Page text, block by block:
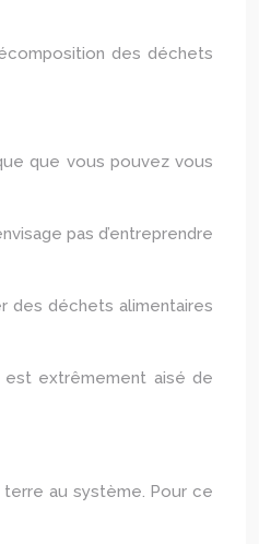
des déchets
que vous pouvez vous
pas d’entreprendre
des déchets alimentaires
est extrêmement aisé de
terre au système. Pour ce